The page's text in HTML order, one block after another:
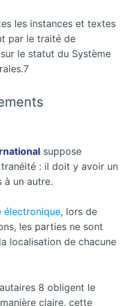
les instances et textes
par le traité de
le statut du Système
suppose
: il doit y avoir un
à un autre.
électronique, lors de
les parties ne sont
localisation de chacune
8 obligent le
claire, cette